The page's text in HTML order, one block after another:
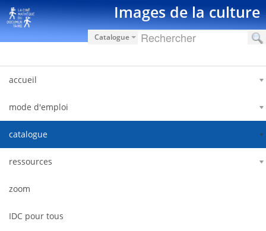
Saut au contenu Images de la culture
Catalogue
accueil
mode d'emploi
catalogue
ressources
zoom
IDC pour tous